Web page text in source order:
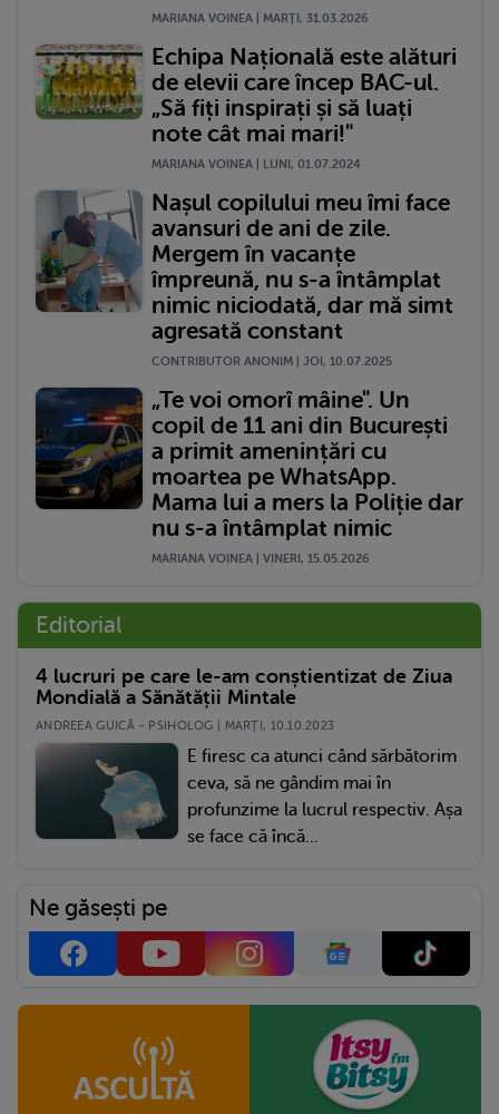
MARIANA VOINEA | MARŢI, 31.03.2026
Echipa Națională este alături
de elevii care încep BAC-ul.
„Să fiți inspirați și să luați
note cât mai mari!"
MARIANA VOINEA | LUNI, 01.07.2024
Nașul copilului meu îmi face
avansuri de ani de zile.
Mergem în vacanțe
împreună, nu s-a întâmplat
nimic niciodată, dar mă simt
agresată constant
CONTRIBUTOR ANONIM | JOI, 10.07.2025
„Te voi omorî mâine". Un
copil de 11 ani din București
a primit amenințări cu
moartea pe WhatsApp.
Mama lui a mers la Poliție dar
nu s-a întâmplat nimic
MARIANA VOINEA | VINERI, 15.05.2026
Editorial
4 lucruri pe care le-am conștientizat de Ziua
Mondială a Sănătății Mintale
ANDREEA GUICĂ - PSIHOLOG | MARŢI, 10.10.2023
E firesc ca atunci când sărbătorim
ceva, să ne gândim mai în
profunzime la lucrul respectiv. Așa
se face că încă...
Ne găsești pe